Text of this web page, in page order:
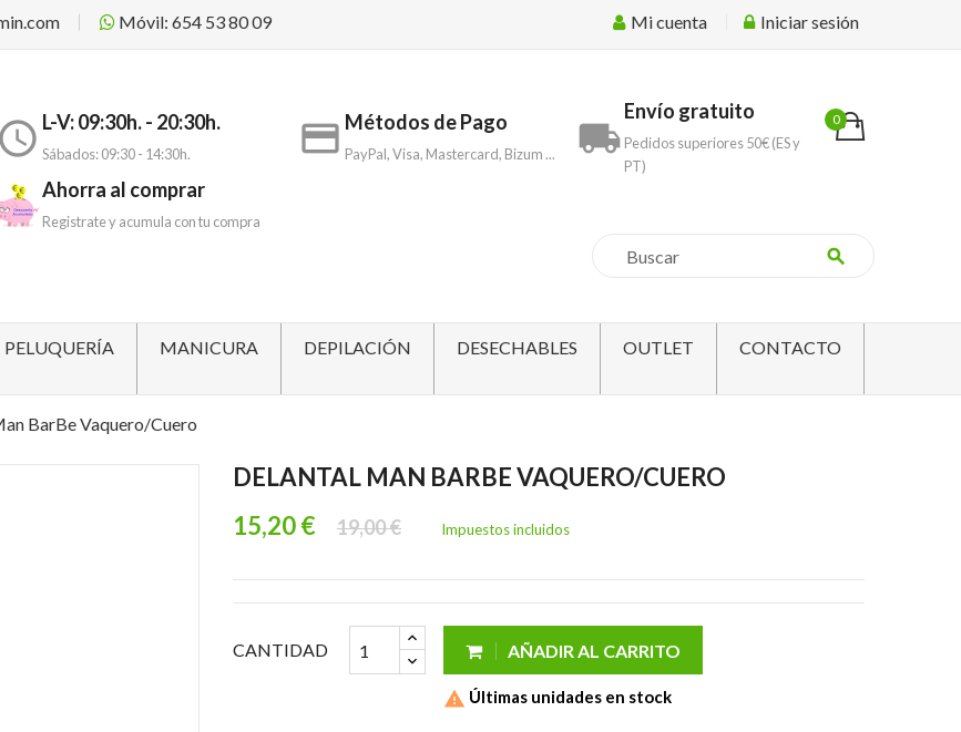
Móvil: 654 53 80 09 Mi cuenta Iniciar sesión
0
access_time L-V: 09:30h. - 20:30h.
Sábados: 09:30 - 14:30h. payment Métodos de Pago
PayPal, Visa, Mastercard, Bizum ... local_shipping
Envío gratuito
Pedidos superiores 50€ (ES y
PT)
Ahorra al comprar
Registrate y acumula con tu compra
search
PELUQUERÍA MANICURA DEPILACIÓN DESECHABLES OUTLET CONTACTO
BarBe Vaquero/Cuero
DELANTAL MAN BARBE VAQUERO/CUERO
15,20 €
19,00 € Impuestos incluidos
CANTIDAD AÑADIR AL CARRITO
 Últimas unidades en stock